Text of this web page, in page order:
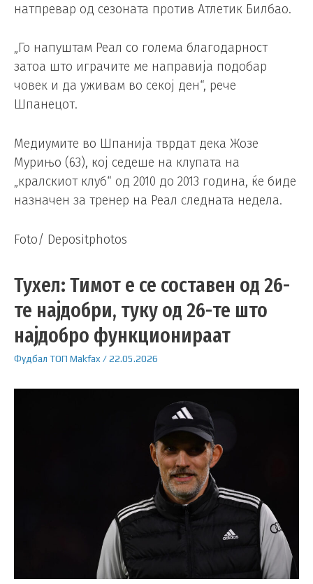
натпревар од сезоната против Атлетик Билбао.
„Го напуштам Реал со голема благодарност
затоа што играчите ме направија подобар
човек и да уживам во секој ден“, рече
Шпанецот.
Медиумите во Шпанија тврдат дека Жозе
Мурињо (63), кој седеше на клупата на
„кралскиот клуб“ од 2010 до 2013 година, ќе биде
назначен за тренер на Реал следната недела.
Foto/ Depositphotos
Тухел: Тимот е се составен од 26-
те најдобри, туку од 26-те што
најдобро функционираат
Фудбал ТОП Makfax /22.05.2026